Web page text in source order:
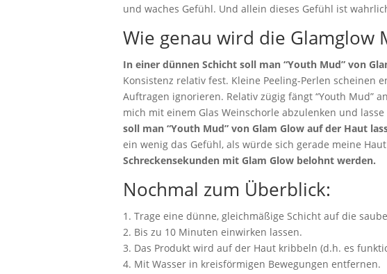
und waches Gefühl. Und allein dieses Gefühl ist
Wie genau wird die Glamglow
In einer dünnen Schicht soll man “Youth Mud” von
Konsistenz relativ fest. Kleine Peeling-Perlen
Auftragen ignorieren. Relativ zügig fängt “Youth Mud”
mich mit einem Glas Weinschorle abzulenken und
soll man “Youth Mud” von Glam Glow auf der Haut
ein wenig das Gefühl, als würde sich gerade meine
Schreckensekunden mit Glam Glow belohnt werden.
Nochmal zum Überblick:
1. Trage eine dünne, gleichmäßige Schicht auf die
2. Bis zu 10 Minuten einwirken lassen.
3. Das Produkt wird auf der Haut kribbeln (d.h. es
4. Mit Wasser in kreisförmigen Bewegungen entfernen.